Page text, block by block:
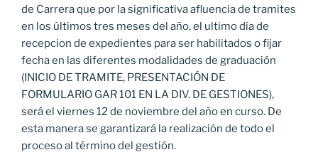
de Carrera que por la significativa afluencia de tramites
en los últimos tres meses del año, el ultimo día de
recepcion de expedientes para ser habilitados o fijar
fecha en las diferentes modalidades de graduación
(INICIO DE TRAMITE, PRESENTACIÓN DE
FORMULARIO GAR 101 EN LA DIV. DE GESTIONES),
será el viernes 12 de noviembre del año en curso. De
esta manera se garantizará la realización de todo el
proceso al término del gestión.